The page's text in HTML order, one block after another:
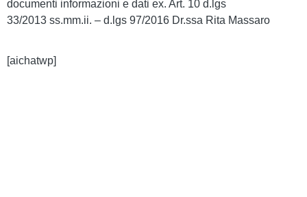
documenti informazioni e dati ex. Art. 10 d.lgs
33/2013 ss.mm.ii. – d.lgs 97/2016 Dr.ssa Rita Massaro
[aichatwp]